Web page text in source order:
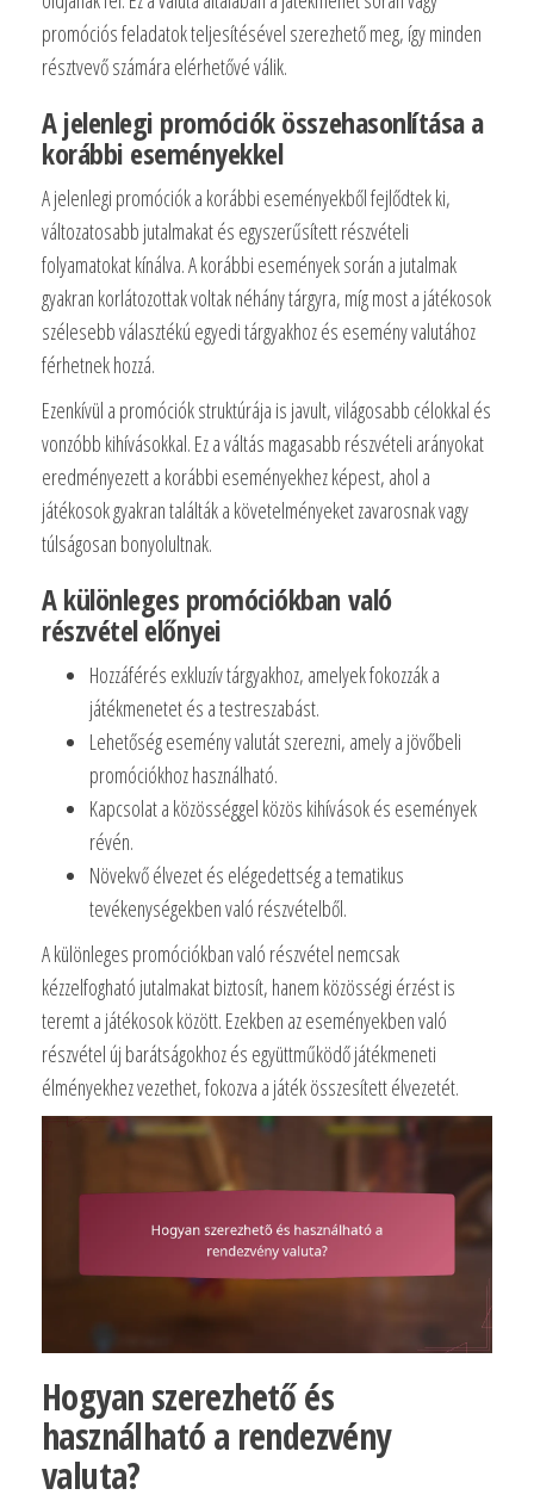
promóciós feladatok teljesítésével szerezhető meg, így minden
résztvevő számára elérhetővé válik.
A jelenlegi promóciók összehasonlítása a
korábbi eseményekkel
A jelenlegi promóciók a korábbi eseményekből fejlődtek ki,
változatosabb jutalmakat és egyszerűsített részvételi
folyamatokat kínálva. A korábbi események során a jutalmak
gyakran korlátozottak voltak néhány tárgyra, míg most a játékosok
szélesebb választékú egyedi tárgyakhoz és esemény valutához
férhetnek hozzá.
Ezenkívül a promóciók struktúrája is javult, világosabb célokkal és
vonzóbb kihívásokkal. Ez a váltás magasabb részvételi arányokat
eredményezett a korábbi eseményekhez képest, ahol a
játékosok gyakran találták a követelményeket zavarosnak vagy
túlságosan bonyolultnak.
A különleges promóciókban való
részvétel előnyei
Hozzáférés exkluzív tárgyakhoz, amelyek fokozzák a
játékmenetet és a testreszabást.
Lehetőség esemény valutát szerezni, amely a jövőbeli
promóciókhoz használható.
Kapcsolat a közösséggel közös kihívások és események
révén.
Növekvő élvezet és elégedettség a tematikus
tevékenységekben való részvételből.
A különleges promóciókban való részvétel nemcsak
kézzelfogható jutalmakat biztosít, hanem közösségi érzést is
teremt a játékosok között. Ezekben az eseményekben való
részvétel új barátságokhoz és együttműködő játékmeneti
élményekhez vezethet, fokozva a játék összesített élvezetét.
Hogyan szerezhető és
használható a rendezvény
valuta?